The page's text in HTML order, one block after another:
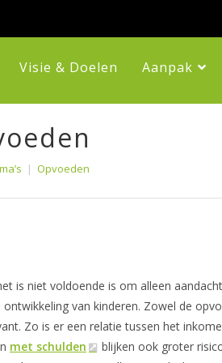
Visie & Doelen Aanpak
| Opvoeden
is niet voldoende is om alleen
van kinderen. Zowel de
Zo is er een relatie tussen het
met schulden
blijken ook groter